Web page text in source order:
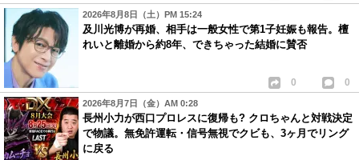
2026年8月8日（土）PM 15:24
及川光博が再婚、相手は一般女性で第1子妊娠も報告。檀
れいと離婚から約8年、できちゃった結婚に賛否
0 0
2026年8月7日（金）AM 0:28
長州小力が西口プロレスに復帰も? クロちゃんと対戦決定
で物議。無免許運転・信号無視でクビも、3ヶ月でリング
に戻る